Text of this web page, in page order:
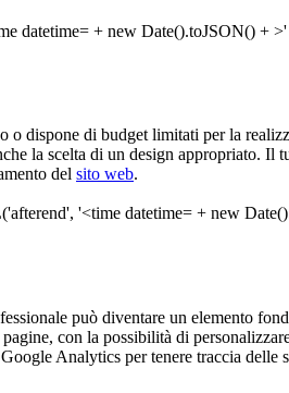
o dispone di budget limitati per la
la scelta di un design appropriato. Il
del sito web.
può diventare un elemento
con la possibilità di
Analytics per tenere traccia delle